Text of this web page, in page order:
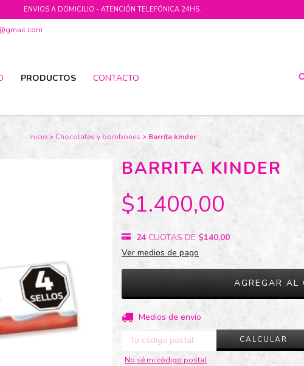
ENVIOS A DOMICILIO - ATENCIÓN TELEFÓNICA 24HS.
PRODUCTOS CONTACTO
Inicio > Chocolates y bombones > Barrita kinder
BARRITA KINDER
$1.400,00
24 CUOTAS DE $140,00
Ver medios de pago
Entregas para el CP:
Medios de envío
CALCULAR
No sé mi código postal